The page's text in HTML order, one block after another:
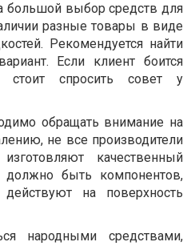
большой выбор средств для
разные товары в виде
Рекомендуется найти
Если клиент боится
стоит спросить совет у
обращать внимание на
не все производители
качественный
быть компонентов,
на поверхность
народными средствами,